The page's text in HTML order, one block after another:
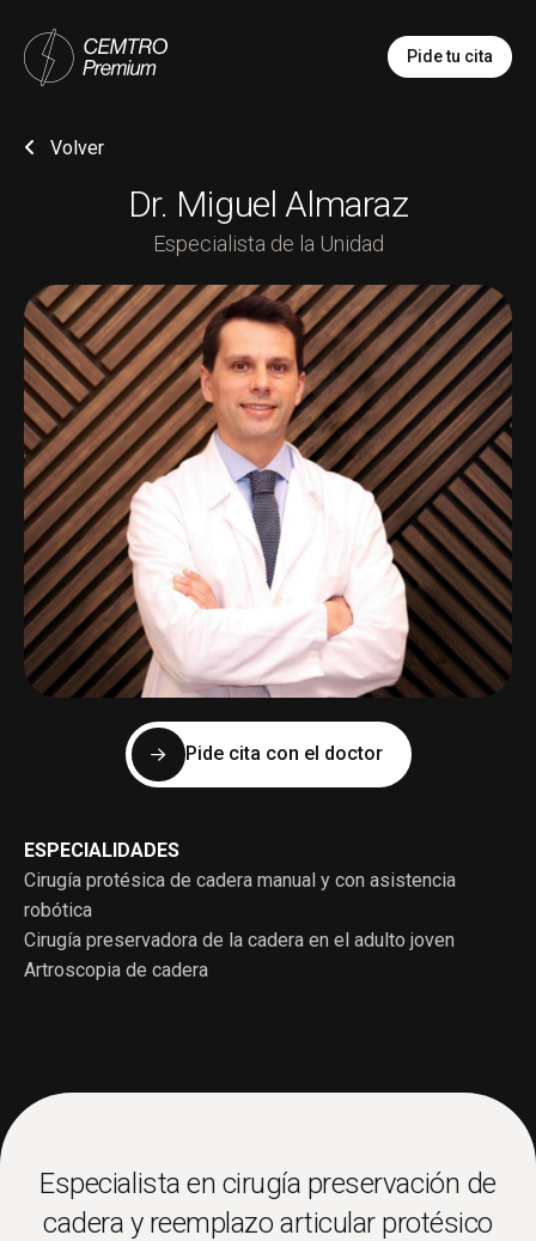
Pide tu cita
Volver
Dr. Miguel Almaraz
Especialista de la Unidad
Pide cita con el doctor
ESPECIALIDADES
Cirugía protésica de cadera manual y con asistencia
robótica
Cirugía preservadora de la cadera en el adulto joven
Artroscopia de cadera
Especialista en cirugía preservación de
cadera y reemplazo articular protésico